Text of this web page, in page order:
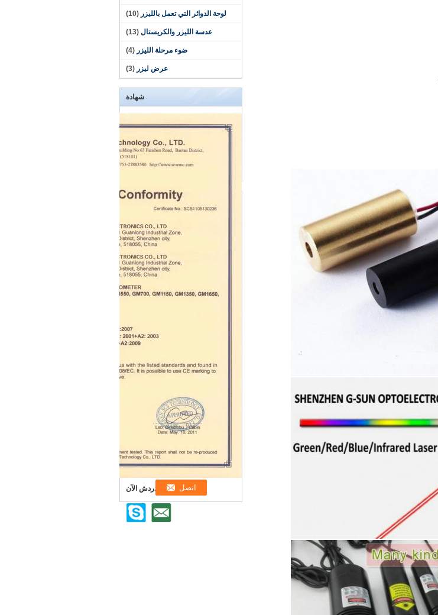
لوحة الدوائر التي تعمل بالليزر (10)
عدسة الليزر والكريستال (13)
ضوء مرحلة الليزر (4)
عرض ليزر (3)
شهادة
ابن دردش الآن